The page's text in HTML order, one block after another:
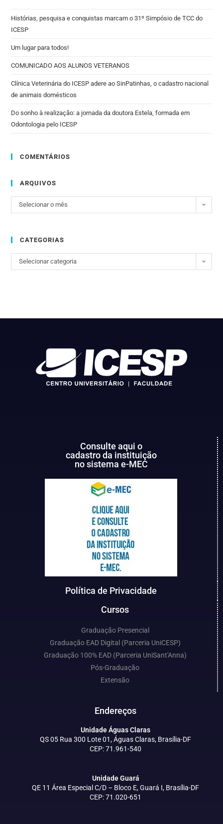
Histórias, pesquisa e conquistas marcam o 31º Simpósio de TCC do
ICESP
Um lugar para todos!
COMUNICADO AOS ALUNOS VETERANOS
Clínica Veterinária do ICESP adere ao SinPatinhas, o cadastro nacional
de animais domésticos
Do sonho à realização: a jornada da doutora Estela, formada em
Odontologia pelo ICESP
COMENTÁRIOS
ARQUIVOS
Selecionar o mês
CATEGORIAS
Selecionar categoria
Consulte aqui o
cadastro da instituição
no sistema e-MEC
Política de Privacidade
Cursos
Graduação Presencial
Graduação EAD Digital (Parceria UniCESP)
Graduação 100% EAD (Parceria UniSant'Anna)
Pós-Graduação
Extensão
Endereços
Unidade Águas Claras
QS 05 Rua 300 Lote 01, Águas Claras, Brasília-DF
CEP: 71.961-540
Unidade Guará
QE 11 Área Especial C/D – Bloco E, Guará I, Brasília-DF
CEP: 71.020-651